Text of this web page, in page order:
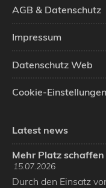
AGB & Datenschutz
Impressum
Datenschutz Web
Cookie-Einstellungen
Latest news
Mehr Platz
15.07.2026
Durch den Einsatz